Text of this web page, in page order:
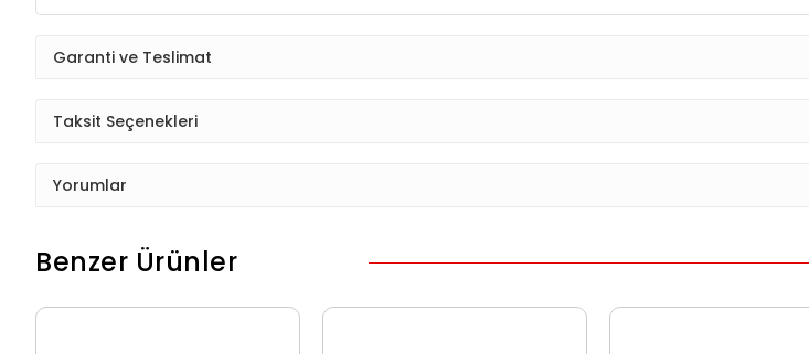
Garanti ve Teslimat
Taksit Seçenekleri
Yorumlar
Benzer Ürünler